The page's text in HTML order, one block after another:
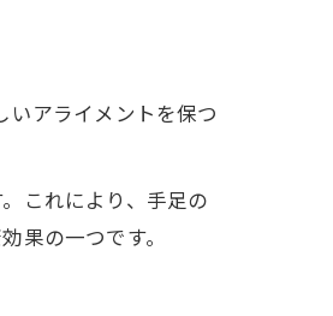
アライメントを保つ
これにより、手足の
果の一つです。